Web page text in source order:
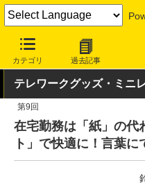
カテゴリ 過去記事
INTERNET Watch トピック
テレワークグッズ・ミニ
第9回
在宅勤務は「紙」の代
ト」で快適に！言葉